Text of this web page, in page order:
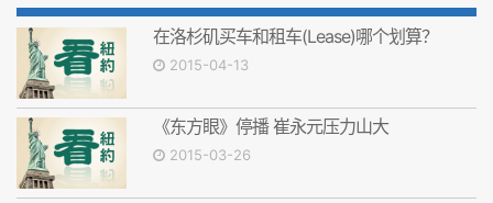
在洛杉矶买车和租车(Lease)哪个划算？
2015-04-13
《东方眼》停播 崔永元压力山大
2015-03-26